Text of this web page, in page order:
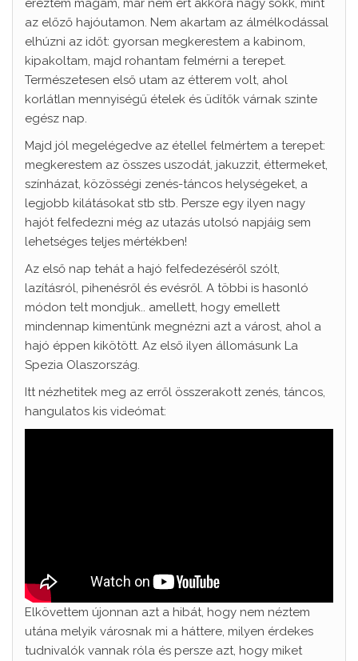
éreztem magam, már nem ért akkora nagy sokk, mint
az előző hajóutamon. Nem akartam az álmélkodással
elhúzni az időt: gyorsan megkerestem a kabinom,
kipakoltam, majd rohantam felmérni a terepet.
Természetesen első utam az étterem volt, ahol
korlátlan mennyiségű ételek és üdítők várnak szinte
egész nap.
Majd jól megelégedve az étellel felmértem a terepet:
megkerestem az összes uszodát, jakuzzit, éttermeket,
színházat, közösségi zenés-táncos helységeket, a
legjobb kilátásokat stb stb. Persze egy ilyen nagy
hajót felfedezni még az utazás utolsó napjáig sem
lehetséges teljes mértékben!
Az első nap tehát a hajó felfedezéséről szólt,
lazításról, pihenésről és evésről. A többi is hasonló
módon telt mondjuk.. amellett, hogy emellett
mindennap kimentünk megnézni azt a várost, ahol a
hajó éppen kikötött. Az első ilyen állomásunk La
Spezia Olaszország.
Itt nézhetitek meg az erről összerakott zenés, táncos,
hangulatos kis videómat:
Elkövettem újonnan azt a hibát, hogy nem néztem
utána melyik városnak mi a háttere, milyen érdekes
tudnivalók vannak róla és persze azt, hogy miket